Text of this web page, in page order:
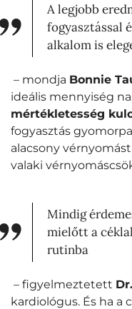
A legjobb
fogyasztással
alkalom is
– mondja Bonnie
ideális mennyiség
mértékletesség
fogyasztás
alacsony
valaki
Mindig
mielőtt a
rutinba
– figyelmeztetett
kardiológus. És ha a